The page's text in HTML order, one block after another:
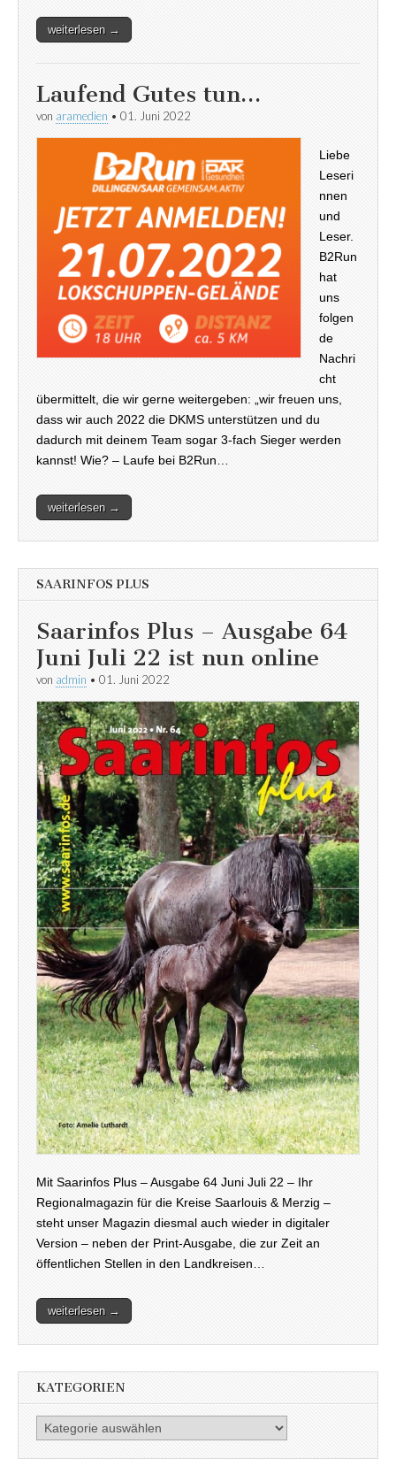
weiterlesen →
Laufend Gutes tun…
von aramedien • 01. Juni 2022
Liebe
Leseri
nnen
und
Leser.
B2Run
hat
uns
folgen
de
Nachri
cht
übermittelt, die wir gerne weitergeben: „wir freuen uns,
dass wir auch 2022 die DKMS unterstützen und du
dadurch mit deinem Team sogar 3-fach Sieger werden
kannst! Wie? – Laufe bei B2Run…
weiterlesen →
SAARINFOS PLUS
Saarinfos Plus – Ausgabe 64
Juni Juli 22 ist nun online
von admin • 01. Juni 2022
Mit Saarinfos Plus – Ausgabe 64 Juni Juli 22 – Ihr
Regionalmagazin für die Kreise Saarlouis & Merzig –
steht unser Magazin diesmal auch wieder in digitaler
Version – neben der Print-Ausgabe, die zur Zeit an
öffentlichen Stellen in den Landkreisen…
weiterlesen →
KATEGORIEN
Kategorien